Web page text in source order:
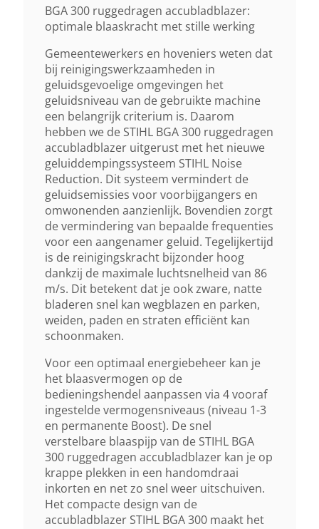
BGA 300 ruggedragen accubladblazer:
optimale blaaskracht met stille werking
Gemeentewerkers en hoveniers weten dat
bij reinigingswerkzaamheden in
geluidsgevoelige omgevingen het
geluidsniveau van de gebruikte machine
een belangrijk criterium is. Daarom
hebben we de STIHL BGA 300 ruggedragen
accubladblazer uitgerust met het nieuwe
geluiddempingssysteem STIHL Noise
Reduction. Dit systeem vermindert de
geluidsemissies voor voorbijgangers en
omwonenden aanzienlijk. Bovendien zorgt
de vermindering van bepaalde frequenties
voor een aangenamer geluid. Tegelijkertijd
is de reinigingskracht bijzonder hoog
dankzij de maximale luchtsnelheid van 86
m/s. Dit betekent dat je ook zware, natte
bladeren snel kan wegblazen en parken,
weiden, paden en straten efficiënt kan
schoonmaken.
Voor een optimaal energiebeheer kan je
het blaasvermogen op de
bedieningshendel aanpassen via 4 vooraf
ingestelde vermogensniveaus (niveau 1-3
en permanente Boost). De snel
verstelbare blaaspijp van de STIHL BGA
300 ruggedragen accubladblazer kan je op
krappe plekken in een handomdraai
inkorten en net zo snel weer uitschuiven.
Het compacte design van de
accubladblazer STIHL BGA 300 maakt het
86 M/s
Luchtstroom Met Rond Mondstuk
970 M³/h
Aanbevolen Accu
AR 3000 L
Gewicht (droog)
7,4 Kg 2)
Waterdicht
IPX4
Geluidsverm. Niveau Lwa
84 DB(A)
Autonomie Met Ap 200
13 Min
Autonomie Met Ap 200 S
13 Min
Autonomie Met Ap 300
8 Min